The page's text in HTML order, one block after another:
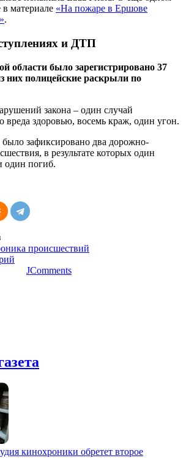
в материале «На пожаре в Ершове
.
и ДТП
области было зарегистрировано 37
них полицейские раскрыли по
закона – один случай
вреда здоровью, восемь краж, один угон.
было зафиксировано два дорожно-
в результате которых один
один погиб.
происшествий
JComments
кинохроники обретет второе